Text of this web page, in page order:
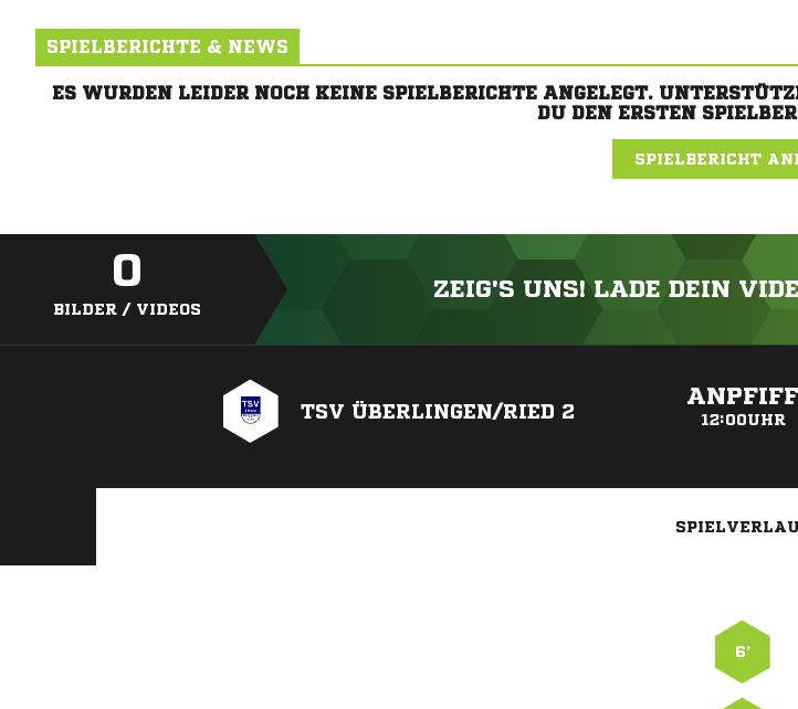
SPIELBERICHTE & NEWS
ES WURDEN LEIDER NOCH KEINE SPIELBERICHTE ANGELEGT.
DU DEN ERSTEN
SPIELBERICHT
0
BILDER / VIDEOS
ZEIG'S UNS! LADE DEIN
TSV ÜBERLINGEN/RIED 2
ANPFIFF
12:00UHR
6’